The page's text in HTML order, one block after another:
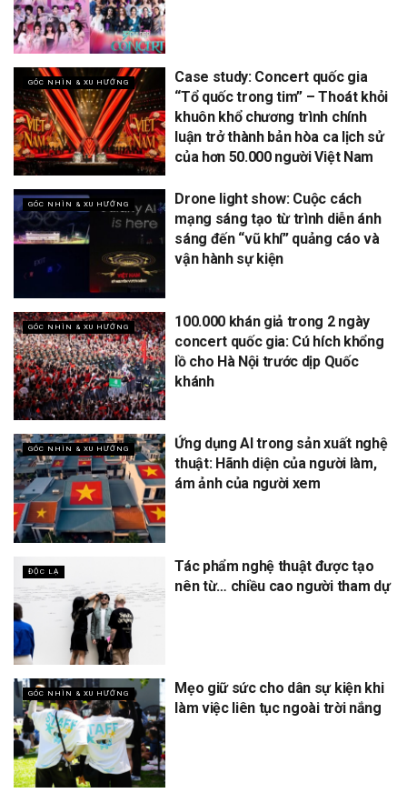
GÓC NHÌN & XU HƯỚNG
Case study: Concert quốc gia
“Tổ quốc trong tim” – Thoát khỏi
khuôn khổ chương trình chính
luận trở thành bản hòa ca lịch sử
của hơn 50.000 người Việt Nam
GÓC NHÌN & XU HƯỚNG
Drone light show: Cuộc cách
mạng sáng tạo từ trình diễn ánh
sáng đến “vũ khí” quảng cáo và
vận hành sự kiện
GÓC NHÌN & XU HƯỚNG
100.000 khán giả trong 2 ngày
concert quốc gia: Cú hích khổng
lồ cho Hà Nội trước dịp Quốc
khánh
GÓC NHÌN & XU HƯỚNG
Ứng dụng AI trong sản xuất nghệ
thuật: Hãnh diện của người làm,
ám ảnh của người xem
ĐỘC LẠ
Tác phẩm nghệ thuật được tạo
nên từ… chiều cao người tham dự
GÓC NHÌN & XU HƯỚNG
Mẹo giữ sức cho dân sự kiện khi
làm việc liên tục ngoài trời nắng